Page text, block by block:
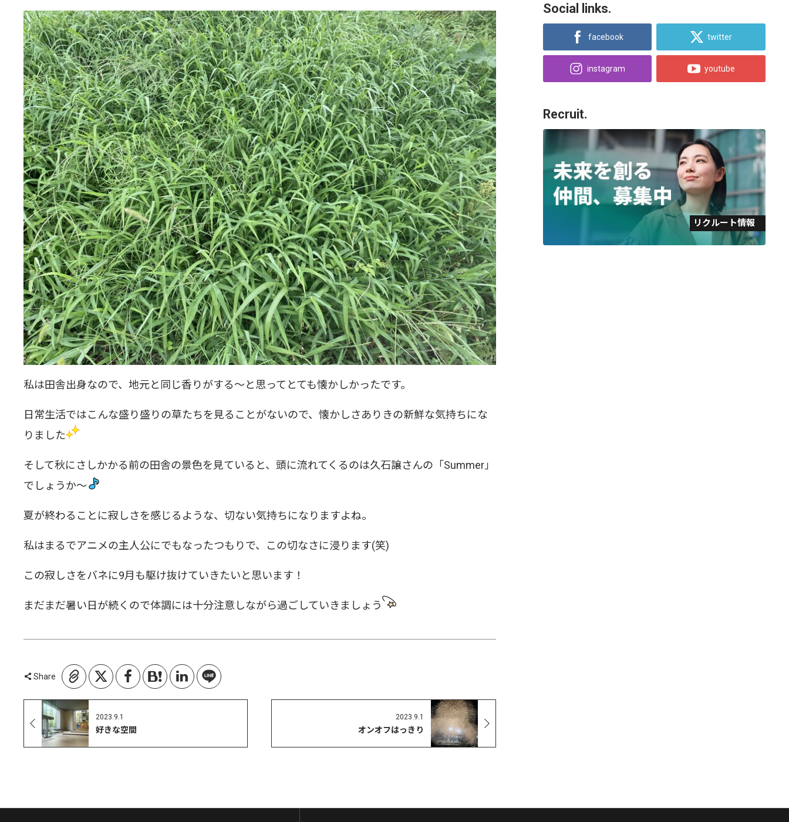
私は田舎出身なので、地元と同じ香りがする〜と思ってとても懐かしかったです。
日常生活ではこんな盛り盛りの草たちを見ることがないので、懐かしさありきの新鮮な気持ちにな
りました
そして秋にさしかかる前の田舎の景色を見ていると、頭に流れてくるのは久石譲さんの「Summer」
でしょうか〜
夏が終わることに寂しさを感じるような、切ない気持ちになりますよね。
私はまるでアニメの主人公にでもなったつもりで、この切なさに浸ります(笑)
この寂しさをバネに9月も駆け抜けていきたいと思います！
まだまだ暑い日が続くので体調には十分注意しながら過ごしていきましょう
Share
コピーしました
2023.9.1
好きな空間
2023.9.1
オンオフはっきり
Social links.
facebook twitter
instagram youtube
Recruit.
リクルート情報